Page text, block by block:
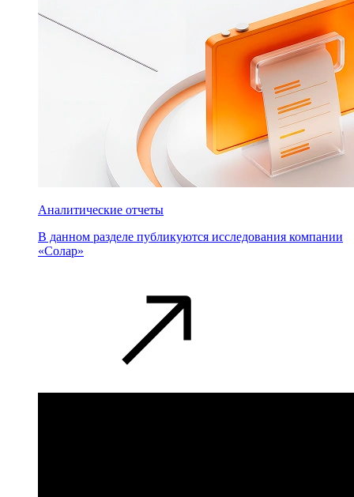
Аналитические отчеты
В данном разделе публикуются исследования компании
«Солар»